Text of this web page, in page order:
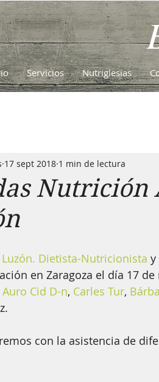
Servicios Nutriglesias
Nutrición
17 sept 2018 1 min de lectura
Luzón. Dietista-Nutricionista y
en Zaragoza el día 17
Auro Cid D-n, Carles Tur,
con la asistencia de